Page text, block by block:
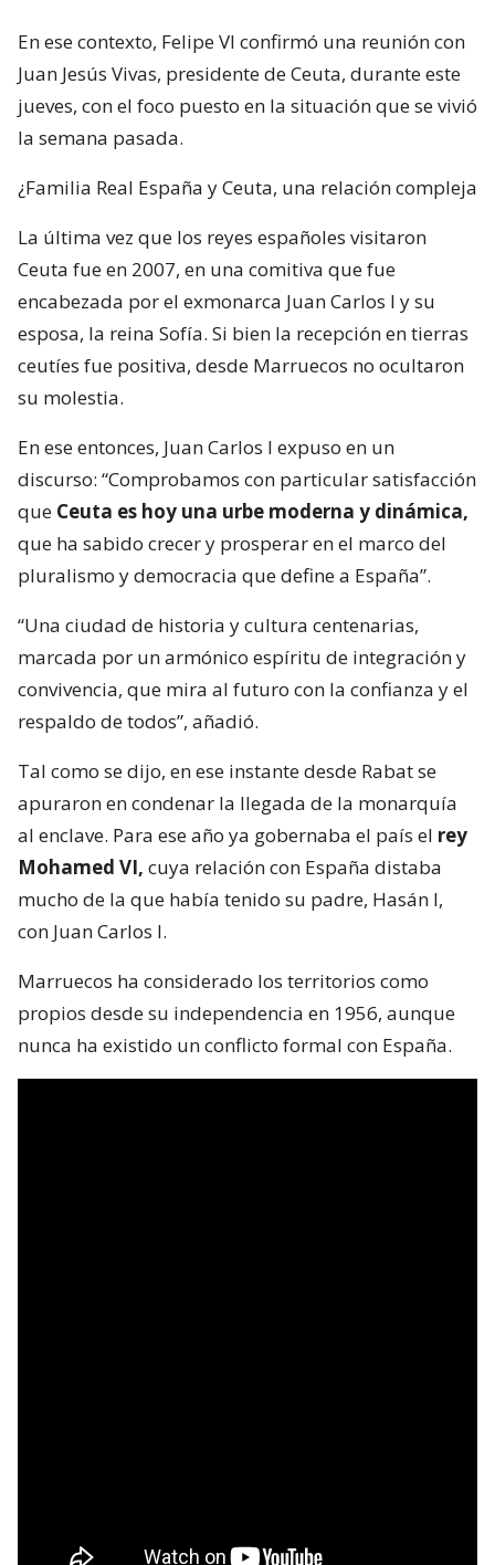
En ese contexto, Felipe VI confirmó una reunión con
Juan Jesús Vivas, presidente de Ceuta, durante este
jueves, con el foco puesto en la situación que se vivió
la semana pasada.
¿Familia Real España y Ceuta, una relación compleja
La última vez que los reyes españoles visitaron
Ceuta fue en 2007, en una comitiva que fue
encabezada por el exmonarca Juan Carlos I y su
esposa, la reina Sofía. Si bien la recepción en tierras
ceutíes fue positiva, desde Marruecos no ocultaron
su molestia.
En ese entonces, Juan Carlos I expuso en un
discurso: “Comprobamos con particular satisfacción
que Ceuta es hoy una urbe moderna y dinámica,
que ha sabido crecer y prosperar en el marco del
pluralismo y democracia que define a España”.
“Una ciudad de historia y cultura centenarias,
marcada por un armónico espíritu de integración y
convivencia, que mira al futuro con la confianza y el
respaldo de todos”, añadió.
Tal como se dijo, en ese instante desde Rabat se
apuraron en condenar la llegada de la monarquía
al enclave. Para ese año ya gobernaba el país el rey
Mohamed VI, cuya relación con España distaba
mucho de la que había tenido su padre, Hasán I,
con Juan Carlos I.
Marruecos ha considerado los territorios como
propios desde su independencia en 1956, aunque
nunca ha existido un conflicto formal con España.